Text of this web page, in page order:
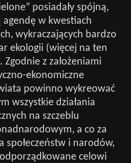
posiadały spójną,
w kwestiach
wykraczających bardzo
ekologii (więcej na ten
Zgodnie z założeniami
ekonomiczne
powinno wykreować
wszystkie działania
na szczeblu
a co za
społeczeństw i narodów,
celowi